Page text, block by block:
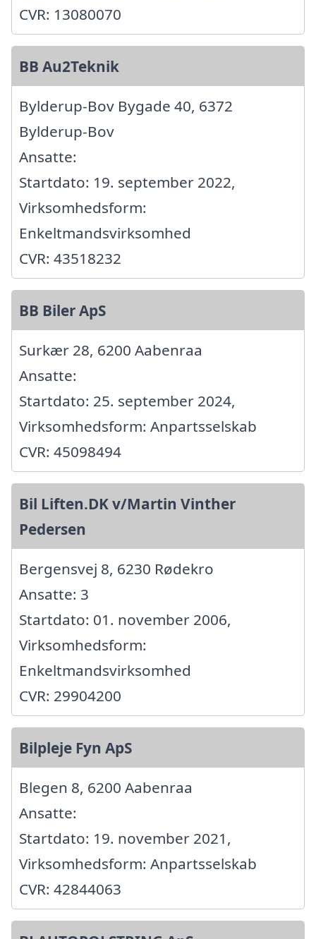
CVR: 13080070
BB Au2Teknik
Bylderup-Bov Bygade 40, 6372
Bylderup-Bov
Ansatte:
Startdato: 19. september 2022,
Virksomhedsform:
Enkeltmandsvirksomhed
CVR: 43518232
BB Biler ApS
Surkær 28, 6200 Aabenraa
Ansatte:
Startdato: 25. september 2024,
Virksomhedsform: Anpartsselskab
CVR: 45098494
Bil Liften.DK v/Martin Vinther
Pedersen
Bergensvej 8, 6230 Rødekro
Ansatte: 3
Startdato: 01. november 2006,
Virksomhedsform:
Enkeltmandsvirksomhed
CVR: 29904200
Bilpleje Fyn ApS
Blegen 8, 6200 Aabenraa
Ansatte:
Startdato: 19. november 2021,
Virksomhedsform: Anpartsselskab
CVR: 42844063